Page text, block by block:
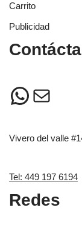
Carrito
Publicidad
Vivero del valle
Tel: 449 197 6194
Redes